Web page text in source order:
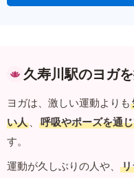
久寿川駅のヨガ
ヨガは、激しい運動よりも
い人 、 呼吸やポーズを通
す。
運動が久しぶりの人や、